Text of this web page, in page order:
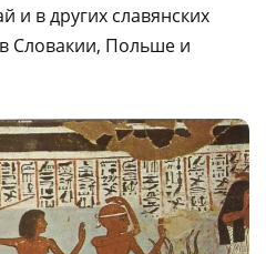
и в других славянских
Словакии, Польше и